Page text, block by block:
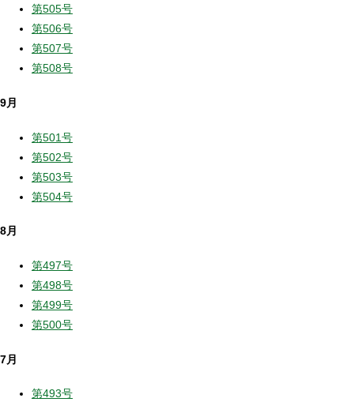
第505号
第506号
第507号
第508号
9月
第501号
第502号
第503号
第504号
8月
第497号
第498号
第499号
第500号
7月
第493号